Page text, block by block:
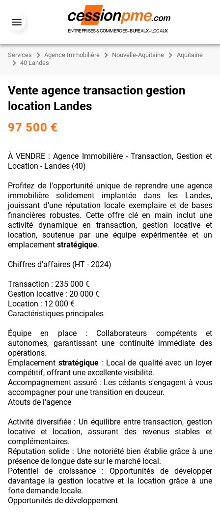
ENTREPRISES & COMMERCES - BUREAUX - LOCAUX
Services Agence Immobilière Nouvelle-Aquitaine
Aquitaine
40 Landes
Vente agence transaction gestion
location Landes
97 500 €
À VENDRE : Agence Immobilière - Transaction, Gestion et
Location - Landes (40)
Profitez de l'opportunité unique de reprendre une agence
immobilière solidement implantée dans les Landes,
jouissant d'une réputation locale exemplaire et de bases
financières robustes. Cette offre clé en main inclut une
activité dynamique en transaction, gestion locative et
location, soutenue par une équipe expérimentée et un
emplacement stratégique.
Chiffres d'affaires (HT - 2024)
Transaction : 235 000 €
Gestion locative : 20 000 €
Location : 12 000 €
Caractéristiques principales
Équipe en place : Collaborateurs compétents et
autonomes, garantissant une continuité immédiate des
opérations.
Emplacement stratégique: Local de qualité avec un loyer
compétitif, offrant une excellente visibilité.
Accompagnement assuré : Les cédants s'engagent à vous
accompagner pour une transition en douceur.
Atouts de l'agence
Activité diversifiée : Un équilibre entre transaction, gestion
locative et location, assurant des revenus stables et
complémentaires.
Réputation solide : Une notoriété bien établie grâce à une
présence de longue date sur le marché local.
Potentiel de croissance : Opportunités de développer
davantage la gestion locative et la location grâce à une
forte demande locale.
Opportunités de développement